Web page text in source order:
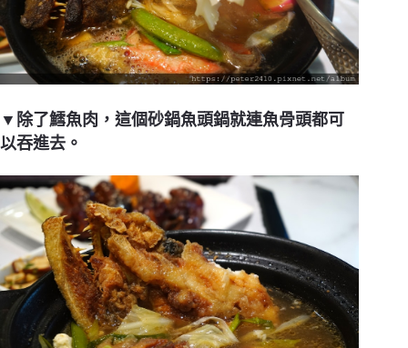
▼除了鱈魚肉，這個砂鍋魚頭鍋就連魚骨頭都可
以吞進去。